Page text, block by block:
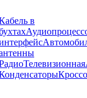
в
Телевизионная